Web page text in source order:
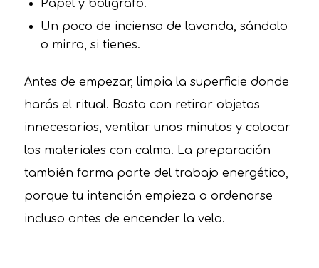
Papel y bolígrafo.
Un poco de incienso de lavanda, sándalo
o mirra, si tienes.
Antes de empezar, limpia la superficie donde
harás el ritual. Basta con retirar objetos
innecesarios, ventilar unos minutos y colocar
los materiales con calma. La preparación
también forma parte del trabajo energético,
porque tu intención empieza a ordenarse
incluso antes de encender la vela.